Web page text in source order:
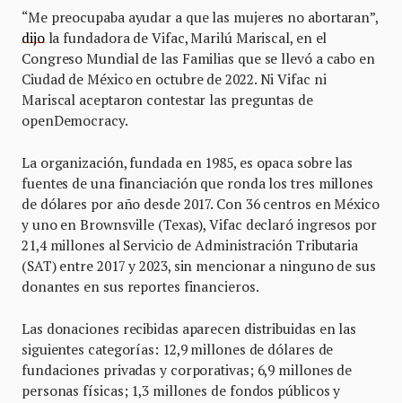
“Me preocupaba ayudar a que las mujeres no abortaran”,
dijola fundadora de Vifac, Marilú Mariscal, en el
Congreso Mundial de las Familias que se llevó a cabo en
Ciudad de México en octubre de 2022. Ni Vifac ni
Mariscal aceptaron contestar las preguntas de
openDemocracy.
La organización, fundada en 1985, es opaca sobre las
fuentes de una financiación que ronda los tres millones
de dólares por año desde 2017. Con 36 centros en México
y uno en Brownsville (Texas), Vifac declaró ingresos por
21,4 millones al Servicio de Administración Tributaria
(SAT) entre 2017 y 2023, sin mencionar a ninguno de sus
donantes en sus reportes financieros.
Las donaciones recibidas aparecen distribuidas en las
siguientes categorías: 12,9 millones de dólares de
fundaciones privadas y corporativas; 6,9 millones de
personas físicas; 1,3 millones de fondos públicos y